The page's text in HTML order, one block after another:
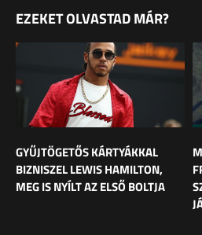
EZEKET OLVASTAD MÁR?
GYŰJTÖGETŐS KÁRTYÁKKAL
BIZNISZEL LEWIS HAMILTON,
MEG IS NYÍLT AZ ELSŐ BOLTJA